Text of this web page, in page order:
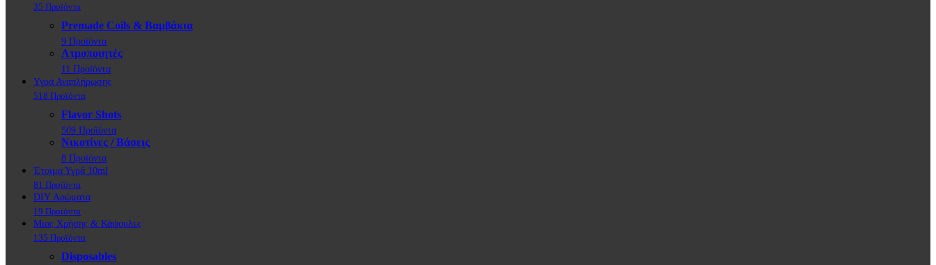
35 Προϊόντα
Premade Coils & Βαμβάκια
9 Προϊόντα
Ατμοποιητές
11 Προϊόντα
Υγρά Αναπλήρωσης
518 Προϊόντα
Flavor Shots
509 Προϊόντα
Νικοτίνες / Βάσεις
8 Προϊόντα
Έτοιμα Υγρά 10ml
81 Προϊόντα
DIY Αρώματα
19 Προϊόντα
Μιας Χρήσης & Κάψουλες
135 Προϊόντα
Disposables